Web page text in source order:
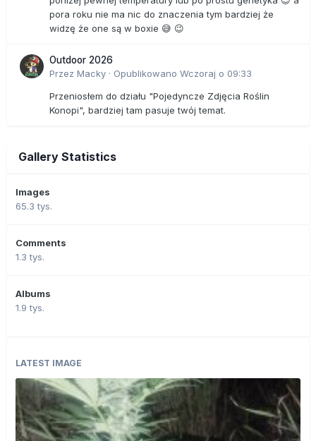
pora roku nie ma nic do znaczenia tym bardziej że
widzę że one są w boxie 😅 😉
Outdoor 2026
Przez Macky · Opublikowano Wczoraj o 09:33
Przeniosłem do działu "Pojedyncze Zdjęcia Roślin
Konopi", bardziej tam pasuje twój temat.
Gallery Statistics
Images
65.3 tys.
Comments
1.3 tys.
Albums
1.9 tys.
LATEST IMAGE